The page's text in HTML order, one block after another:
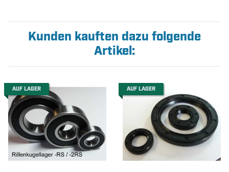
Kunden kauften dazu folgende
Artikel:
AUF LAGER AUF LAGER